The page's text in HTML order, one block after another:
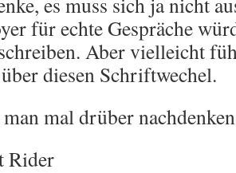
für echte Gespräche
Aber vielleicht
diesen Schriftwechel.
mal drüber
Rider